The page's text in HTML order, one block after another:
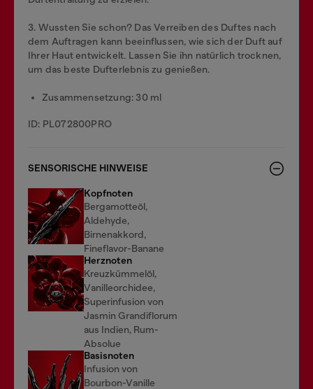
3. Wussten Sie schon? Das Verreiben des Duftes nach
dem Auftragen kann beeinflussen, wie sich der Duft auf
Ihrer Haut entwickelt. Lassen Sie ihn natürlich trocknen,
um das beste Dufterlebnis zu genießen.
Zusammensetzung: 30 ml
ID: PL072800PRO
SENSORISCHE HINWEISE
Kopfnoten
Bergamotteöl,
Aldehyde,
Birnenakkord,
Fineflavor-Banane
Herznoten
Kreuzkümmelöl,
Vanilleorchidee,
Superinfusion von
Jasmin Grandiflorum
aus Indien, Rum-
Absolue
Basisnoten
Infusion von
Bourbon-Vanille